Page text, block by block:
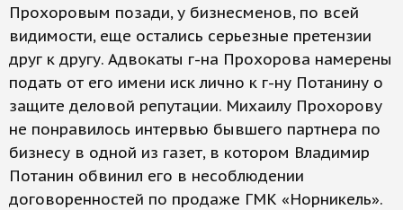
Прохоровым позади, у бизнесменов, по всей
видимости, еще остались серьезные претензии
друг к другу. Адвокаты г-на Прохорова намерены
подать от его имени иск лично к г-ну Потанину о
защите деловой репутации. Михаилу Прохорову
не понравилось интервью бывшего партнера по
бизнесу в одной из газет, в котором Владимир
Потанин обвинил его в несоблюдении
договоренностей по продаже ГМК «Норникель».